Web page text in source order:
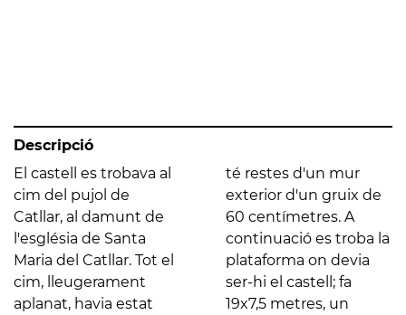
Descripció
El castell es trobava al
cim del pujol de
Catllar, al damunt de
l'església de Santa
Maria del Catllar. Tot el
cim, lleugerament
aplanat, havia estat
té restes d'un mur
exterior d'un gruix de
60 centímetres. A
continuació es troba la
plataforma on devia
ser-hi el castell; fa
19x7,5 metres, un